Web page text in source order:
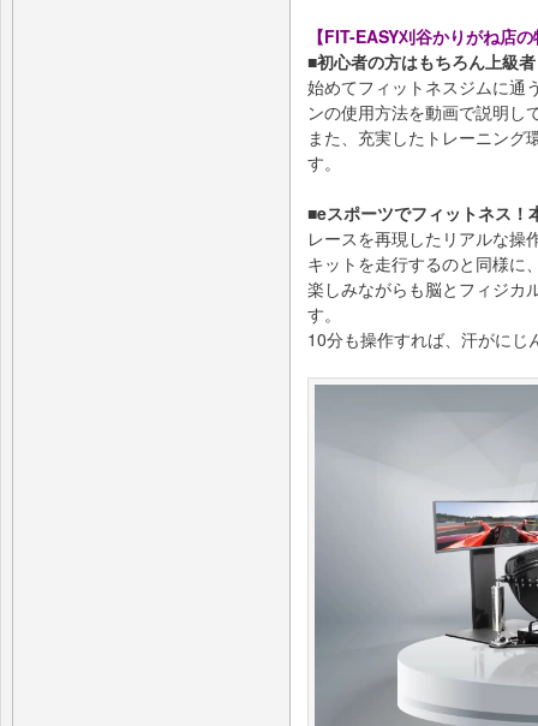
【FIT-EASY刈谷かりがね店
■初心者の方はもちろん上級
始めてフィットネスジムに通
ンの使用方法を動画で説明し
また、充実したトレーニング
す。
■eスポーツでフィットネス！
レースを再現したリアルな操
キットを走行するのと同様に
楽しみながらも脳とフィジカ
す。
10分も操作すれば、汗がにじ